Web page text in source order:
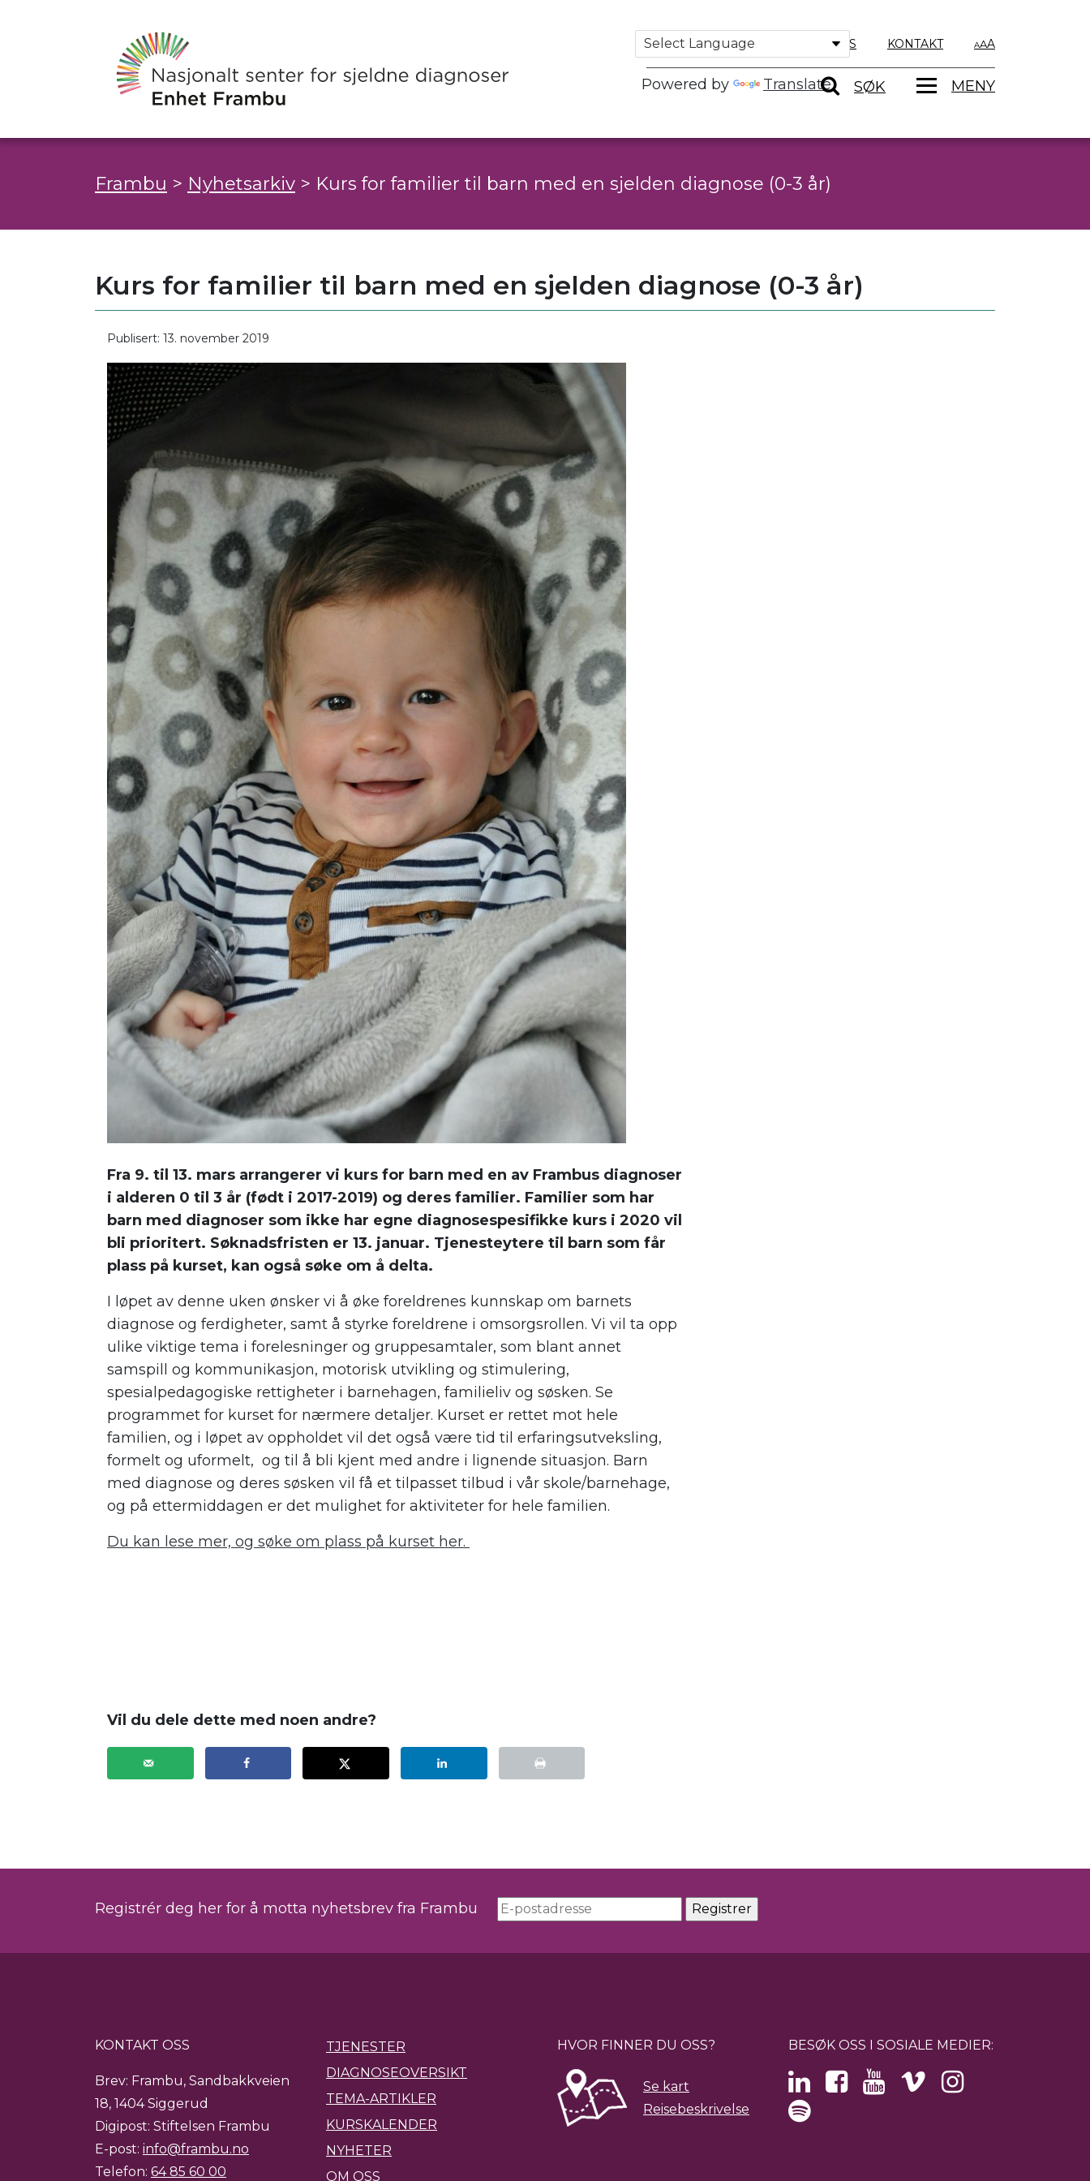
Powered by Translate
OM OSS KONTAKT A
SØK MENY
Frambu > Nyhetsarkiv > Kurs for familier til barn med en sjelden diagnose (0-3 år)
Kurs for familier til barn med en sjelden diagnose (0-3 år)
Publisert: 13. november 2019
Fra 9. til 13. mars arrangerer vi kurs for barn med en av Frambus diagnoser
i alderen 0 til 3 år (født i 2017-2019) og deres familier. Familier som har
barn med diagnoser som ikke har egne diagnosespesifikke kurs i 2020 vil
bli prioritert. Søknadsfristen er 13. januar. Tjenesteytere til barn som får
plass på kurset, kan også søke om å delta.
I løpet av denne uken ønsker vi å øke foreldrenes kunnskap om barnets
diagnose og ferdigheter, samt å styrke foreldrene i omsorgsrollen. Vi vil ta opp
ulike viktige tema i forelesninger og gruppesamtaler, som blant annet
samspill og kommunikasjon, motorisk utvikling og stimulering,
spesialpedagogiske rettigheter i barnehagen, familieliv og søsken. Se
programmet for kurset for nærmere detaljer. Kurset er rettet mot hele
familien, og i løpet av oppholdet vil det også være tid til erfaringsutveksling,
formelt og uformelt, og til å bli kjent med andre i lignende situasjon. Barn
med diagnose og deres søsken vil få et tilpasset tilbud i vår skole/barnehage,
og på ettermiddagen er det mulighet for aktiviteter for hele familien.
Du kan lese mer, og søke om plass på kurset her.
Vil du dele dette med noen andre?
Registrér deg her for å motta nyhetsbrev fra Frambu
KONTAKT OSS
Brev: Frambu, Sandbakkveien
18, 1404 Siggerud
Digipost: Stiftelsen Frambu
E-post: info@frambu.no
Telefon: 64 85 60 00
TJENESTER
DIAGNOSEOVERSIKT
TEMA-ARTIKLER
KURSKALENDER
NYHETER
OM OSS
HVOR FINNER DU OSS?
Se kart
Reisebeskrivelse
BESØK OSS I SOSIALE MEDIER: